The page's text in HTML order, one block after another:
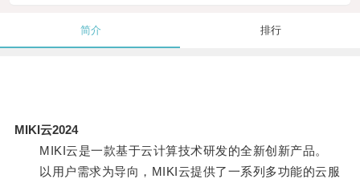
简介 排行
MIKI云2024
MIKI云是一款基于云计算技术研发的全新创新产品。
以用户需求为导向，MIKI云提供了一系列多功能的云服